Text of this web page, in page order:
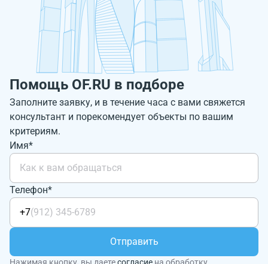
Помощь OF.RU в подборе
Заполните заявку, и в течение часа с вами свяжется
консультант и порекомендует объекты по вашим
критериям.
Имя*
Телефон*
+7
Отправить